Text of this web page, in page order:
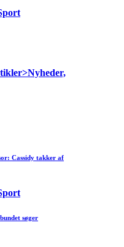
Cassidy takker af
søger